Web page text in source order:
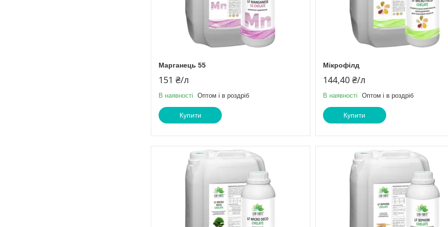
Марганець 55
151 ₴/л
В наявності Оптом і в роздріб
Купити
Мікрофілд
144,40 ₴/л
В наявності Оптом і в роздріб
Купити